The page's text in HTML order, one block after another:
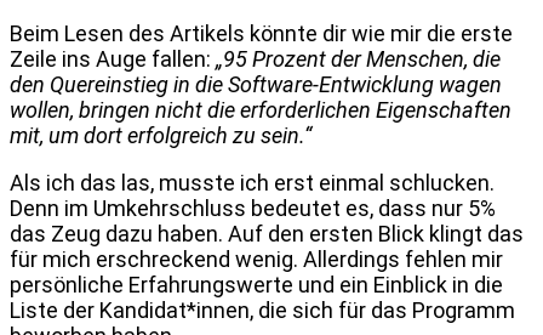
Beim Lesen des Artikels könnte dir wie mir die erste
Zeile ins Auge fallen: „95 Prozent der Menschen, die
den Quereinstieg in die Software-Entwicklung wagen
wollen, bringen nicht die erforderlichen Eigenschaften
mit, um dort erfolgreich zu sein.“
Als ich das las, musste ich erst einmal schlucken.
Denn im Umkehrschluss bedeutet es, dass nur 5%
das Zeug dazu haben. Auf den ersten Blick klingt das
für mich erschreckend wenig. Allerdings fehlen mir
persönliche Erfahrungswerte und ein Einblick in die
Liste der Kandidat*innen, die sich für das Programm